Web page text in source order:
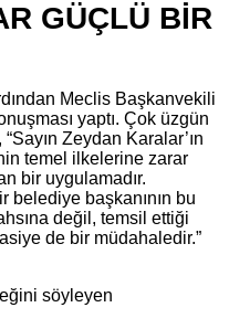
GÜÇLÜ BİR
Meclis Başkanvekili
yaptı. Çok üzgün
Zeydan Karalar’ın
temel ilkelerine zarar
bir uygulamadır.
belediye başkanının bu
değil, temsil ettiği
de bir müdahaledir.”
söyleyen